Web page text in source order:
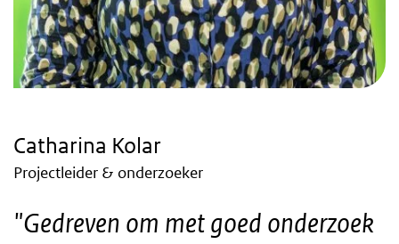
Catharina Kolar
Projectleider & onderzoeker
"Gedreven om met goed onderzoek